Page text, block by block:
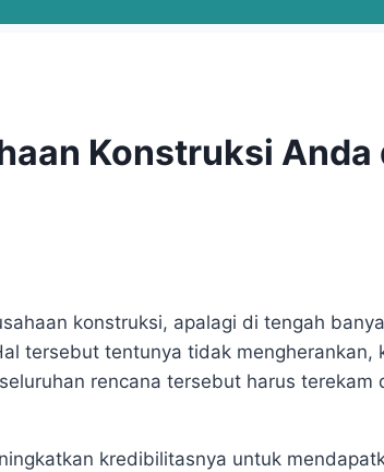
Konstruksi Anda
konstruksi, apalagi di tengah
tersebut tentunya tidak mengherankan,
rencana tersebut harus terekam
kredibilitasnya untuk